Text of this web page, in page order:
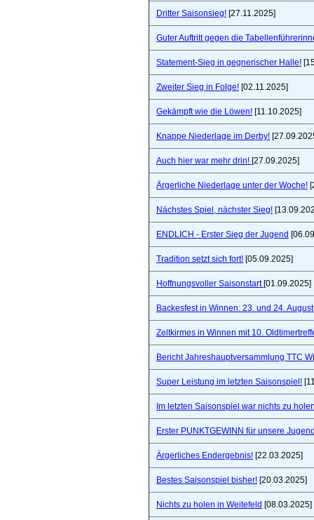
Dritter Saisonsieg! [27.11.2025]
Guter Auftritt gegen die
Statement-Sieg in gegnerischer Halle!
Zweiter Sieg in Folge! [02.11.2025]
Gekämpft wie die Löwen! [11.10.2025]
Knappe Niederlage im Derby!
Auch hier war mehr drin! [27.09.2025]
Ärgerliche Niederlage unter der Woche!
Nächstes Spiel, nächster Sieg!
ENDLICH - Erster Sieg der Jugend
Tradition setzt sich fort! [05.09.2025]
Hoffnungsvoller Saisonstart [01.09.2025]
Backesfest in Winnen: 23. und 24.
Zeltkirmes in Winnen mit 10.
Bericht Jahreshauptversammlung TTC
Super Leistung im letzten Saisonspiel!
Im letzten Saisonspiel war nichts zu
Erster PUNKTGEWINN für unsere
Ärgerliches Endergebnis! [22.03.2025]
Bestes Saisonspiel bisher! [20.03.2025]
Nichts zu holen in Weitefeld [08.03.2025]